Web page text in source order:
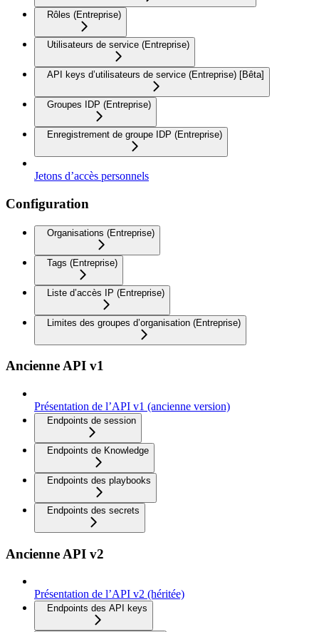
Rôles (Entreprise)
Utilisateurs de service (Entreprise)
API keys d’utilisateurs de service (Entreprise) [Bêta]
Groupes IDP (Entreprise)
Enregistrement de groupe IDP (Entreprise)
Jetons d’accès personnels
Configuration
Organisations (Entreprise)
Tags (Entreprise)
Liste d’accès IP (Entreprise)
Limites des groupes d’organisation (Entreprise)
Ancienne API v1
Présentation de l’API v1 (ancienne version)
Endpoints de session
Endpoints de Knowledge
Endpoints des playbooks
Endpoints des secrets
Ancienne API v2
Présentation de l’API v2 (héritée)
Endpoints des API keys